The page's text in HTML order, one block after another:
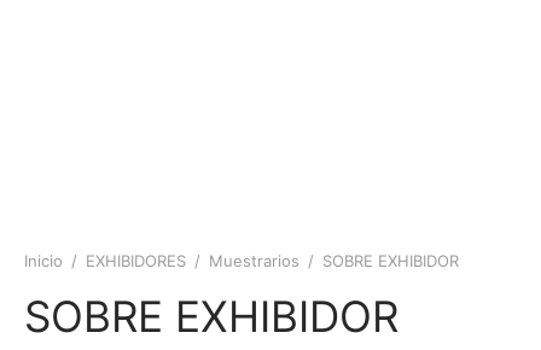
Inicio / EXHIBIDORES / Muestrarios / SOBRE EXHIBIDOR
SOBRE EXHIBIDOR